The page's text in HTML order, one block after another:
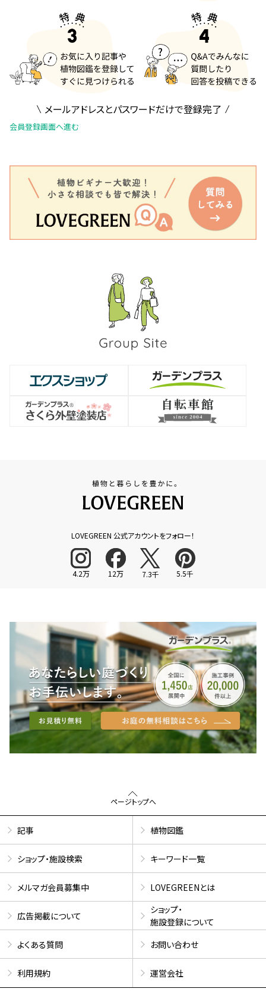
メールアドレスとパスワードだけで登録完了
会員登録画面へ進む
LOVEGREEN 公式アカウントをフォロー！
4.2万 12万 7.3千 5.5千
ページトップへ
記事 植物図鑑
ショップ・施設検索 キーワード一覧
メルマガ会員募集中 LOVEGREENとは
広告掲載について
ショップ・
施設登録について
よくある質問
お問い合わせ
利用規約 運営会社